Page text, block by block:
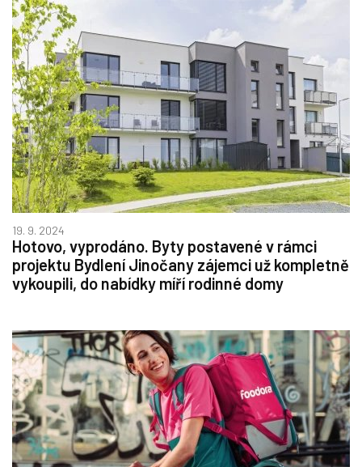
19. 9. 2024
Hotovo, vyprodáno. Byty postavené v rámci
projektu Bydlení Jinočany zájemci už kompletně
vykoupili, do nabídky míří rodinné domy